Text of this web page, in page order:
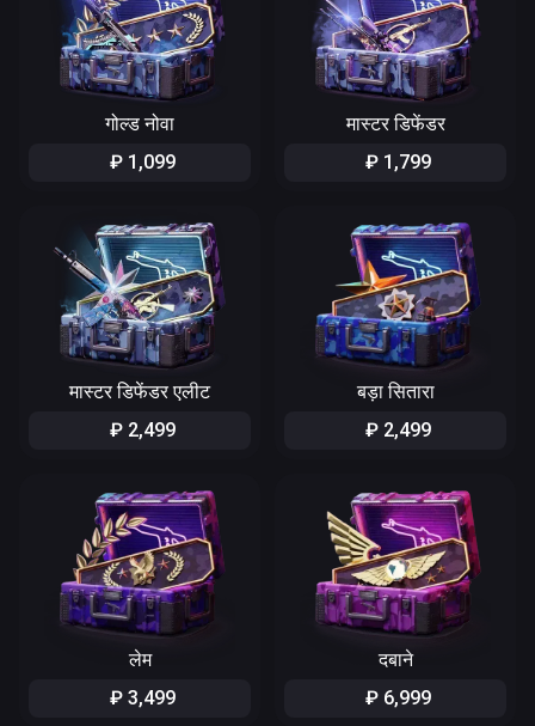
गोल्ड नोवा
₽ 1 ,099
मास्टर डिफेंडर
₽ 1 ,799
मास्टर डिफेंडर एलीट
₽ 2,499
बड़ा सितारा
₽ 2,499
लेम
₽ 3,499
दबाने
₽ 6,999